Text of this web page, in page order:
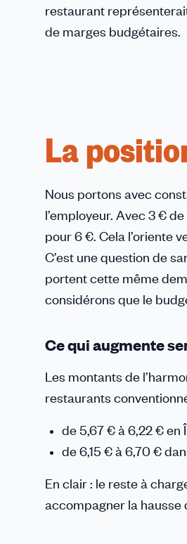
restaurant
de marges budgétaires.
La
Nous portons avec
l’employeur. Avec 3 €
pour 6 €. Cela l’oriente
C’est une question de
portent cette même
considérons que le
Ce qui augmente
Les montants de
restaurants
de 5,67 € à 6,22 € en
de 6,15 € à 6,70 €
En clair : le reste à
accompagner la hausse